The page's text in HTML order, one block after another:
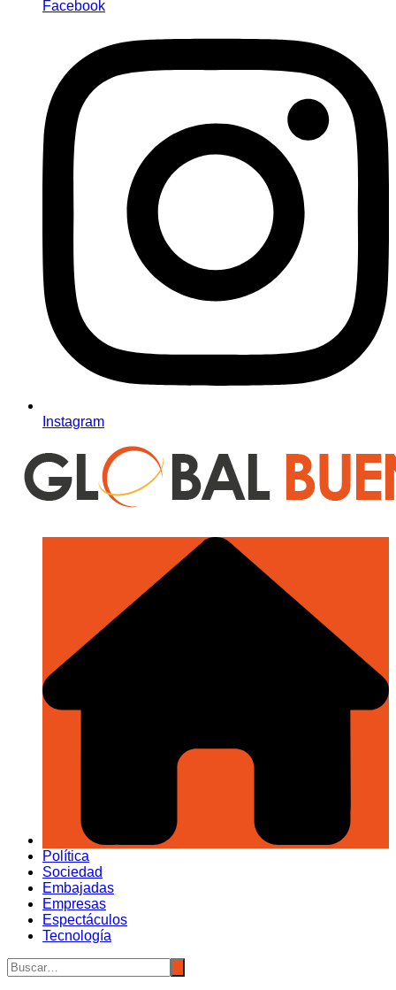
Facebook
Instagram
Política
Sociedad
Embajadas
Empresas
Espectáculos
Tecnología